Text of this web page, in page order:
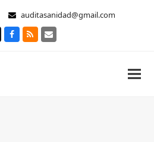
auditasanidad@gmail.com
Facebook
RSS Correo